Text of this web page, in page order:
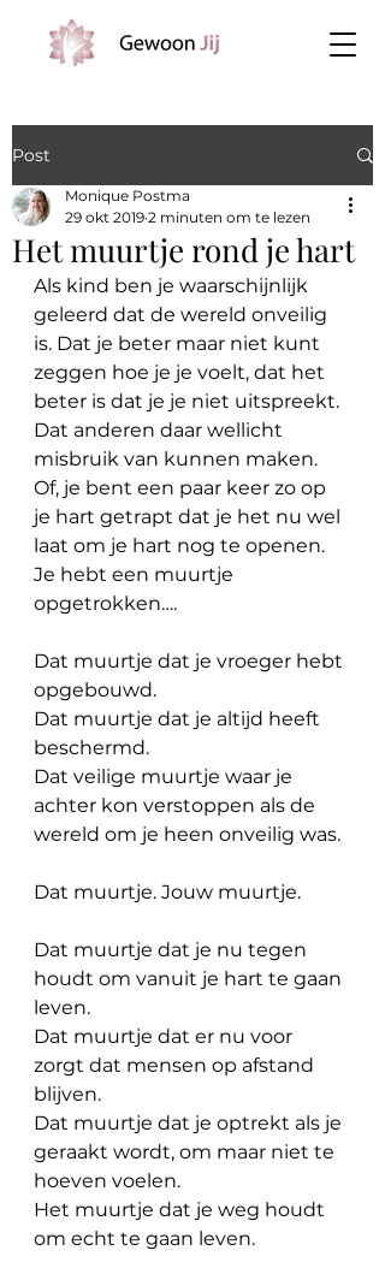
Post
Het muurtje rond je hart
Monique Postma
29 okt 2019 2 minuten om te lezen
Als kind ben je waarschijnlijk
geleerd dat de wereld onveilig
is. Dat je beter maar niet kunt
zeggen hoe je je voelt, dat het
beter is dat je je niet uitspreekt.
Dat anderen daar wellicht
misbruik van kunnen maken.
Of, je bent een paar keer zo op
je hart getrapt dat je het nu wel
laat om je hart nog te openen.
Je hebt een muurtje
opgetrokken….
Dat muurtje dat je vroeger hebt
opgebouwd.
Dat muurtje dat je altijd heeft
beschermd.
Dat veilige muurtje waar je
achter kon verstoppen als de
wereld om je heen onveilig was.
Dat muurtje. Jouw muurtje.
Dat muurtje dat je nu tegen
houdt om vanuit je hart te gaan
leven.
Dat muurtje dat er nu voor
zorgt dat mensen op afstand
blijven.
Dat muurtje dat je optrekt als je
geraakt wordt, om maar niet te
hoeven voelen.
Het muurtje dat je weg houdt
om echt te gaan leven.